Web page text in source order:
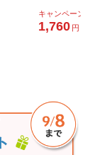
キャンペーン価
1,760 円 (税